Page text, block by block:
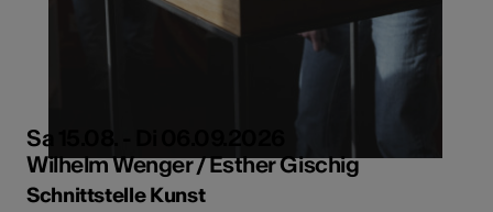
Sa 15.08. - Di 06.09.2026
Wilhelm Wenger / Esther Gischig
Schnittstelle Kunst